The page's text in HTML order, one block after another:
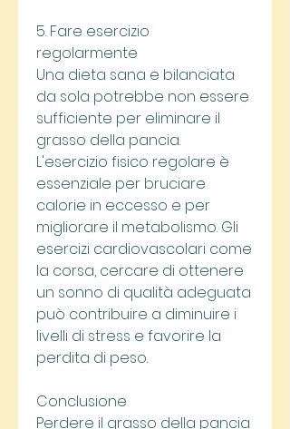
5. Fare esercizio
regolarmente
Una dieta sana e bilanciata
da sola potrebbe non essere
sufficiente per eliminare il
grasso della pancia.
L'esercizio fisico regolare è
essenziale per bruciare
calorie in eccesso e per
migliorare il metabolismo. Gli
esercizi cardiovascolari come
la corsa, cercare di ottenere
un sonno di qualità adeguata
può contribuire a diminuire i
livelli di stress e favorire la
perdita di peso.
Conclusione
Perdere il grasso della pancia